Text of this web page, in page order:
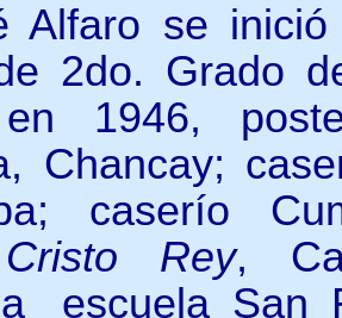
Alfaro se
2do. Grado
en 1946,
Chancay;
caserío
Cristo Rey,
escuela